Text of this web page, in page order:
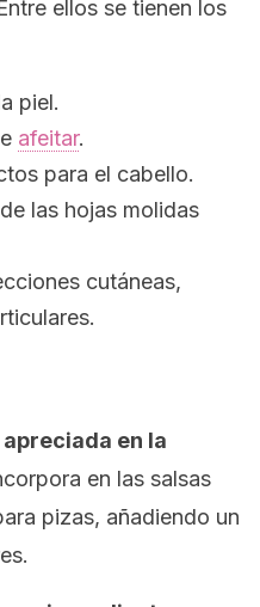
ellos se tienen los
piel.
afeitar.
para el cabello.
las hojas molidas
cutáneas,
en la
en las salsas
pizas, añadiendo un